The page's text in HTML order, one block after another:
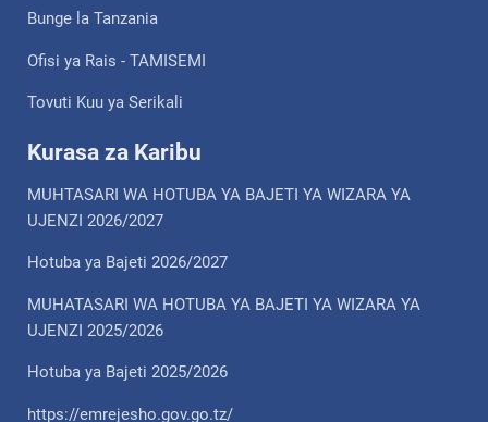
Bunge la Tanzania
Ofisi ya Rais - TAMISEMI
Tovuti Kuu ya Serikali
Kurasa za Karibu
MUHTASARI WA HOTUBA YA BAJETI YA WIZARA YA
UJENZI 2026/2027
Hotuba ya Bajeti 2026/2027
MUHATASARI WA HOTUBA YA BAJETI YA WIZARA YA
UJENZI 2025/2026
Hotuba ya Bajeti 2025/2026
https://emrejesho.gov.go.tz/